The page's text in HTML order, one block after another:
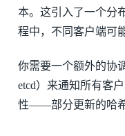
本。这引入了一个分
程中，不同客户端可
你需要一个额外的协
etcd）来通知所有客
性——部分更新的哈希